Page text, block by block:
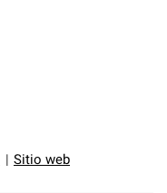
Sitio web